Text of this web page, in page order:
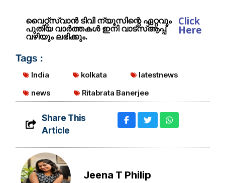
വൈറ്റ്സ്വാൻ ടിവി ന്യൂസിന്റെ ഏറ്റവും
പുതിയ വാർത്തകൾ ഇനി വാട്സ്ആപ്പ്
വഴിയും ലഭിക്കും.
Click
Here
Tags :
India kolkata
latestnews
news
Ritabrata Banerjee
Share This
Article
Jeena T Philip